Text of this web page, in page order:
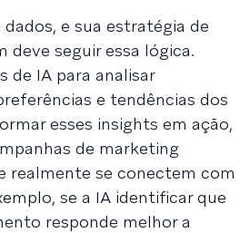
e sua estratégia de
deve seguir essa lógica.
de IA para analisar
e tendências dos
esses insights em ação,
de marketing
realmente se conectem com
se a IA identificar que
responde melhor a